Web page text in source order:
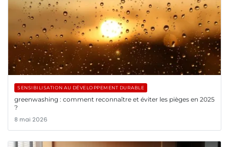
SENSIBILISATION AU DÉVELOPPEMENT DURABLE
greenwashing : comment reconnaître et éviter les pièges en 2025
?
8 mai 2026